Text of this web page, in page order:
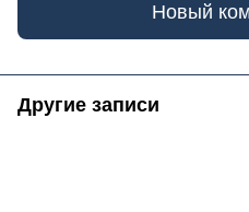
Новый
Другие записи